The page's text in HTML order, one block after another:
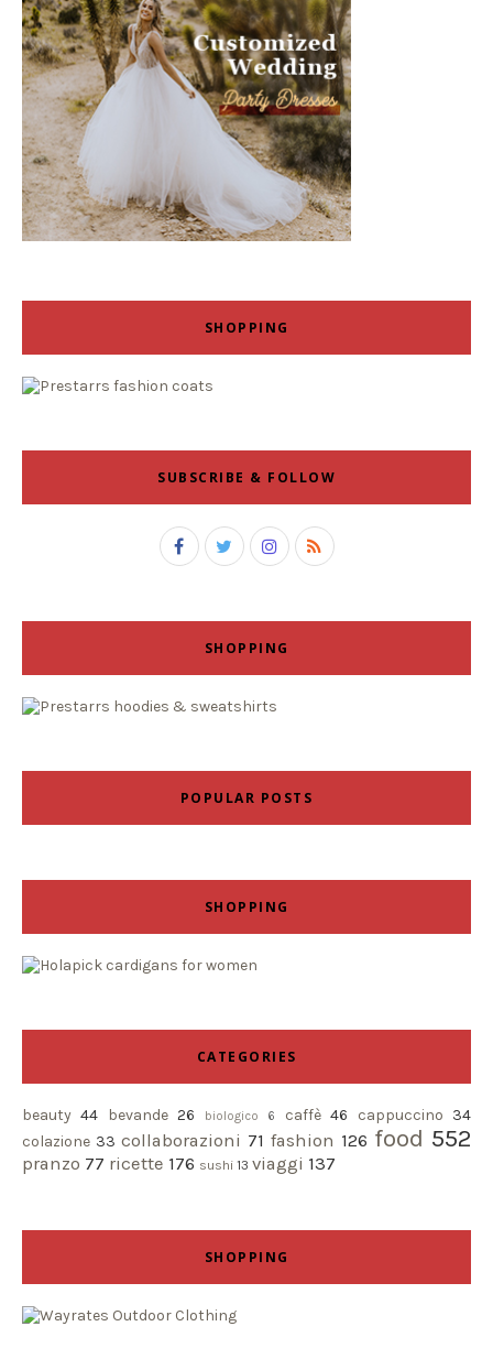
SHOPPING
SUBSCRIBE & FOLLOW
SHOPPING
POPULAR POSTS
SHOPPING
CATEGORIES
beauty 44 bevande 26 biologico 6 caffè 46 cappuccino 34
colazione 33 collaborazioni 71 fashion 126 food 552
pranzo 77 ricette 176 sushi 13 viaggi 137
SHOPPING